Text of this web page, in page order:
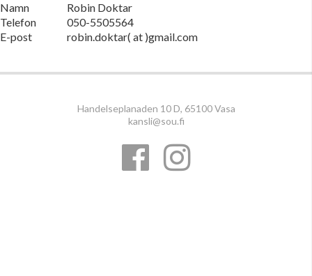
Namn
Robin Doktar
Telefon
050-5505564
E-post
robin.doktar( at )gmail.com
Handelseplanaden 10 D, 65100 Vasa
kansli@sou.fi